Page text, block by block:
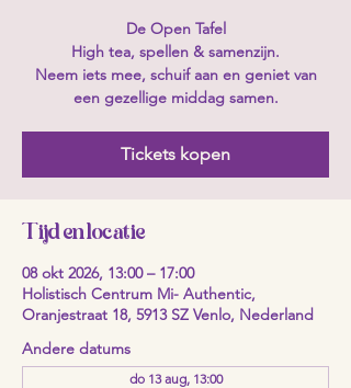
De Open Tafel
High tea, spellen & samenzijn.
Neem iets mee, schuif aan en geniet van
een gezellige middag samen.
Tickets kopen
Tijd en locatie
08 okt 2026, 13:00 – 17:00
Holistisch Centrum Mi- Authentic,
Oranjestraat 18, 5913 SZ Venlo, Nederland
Andere datums
do 13 aug, 13:00